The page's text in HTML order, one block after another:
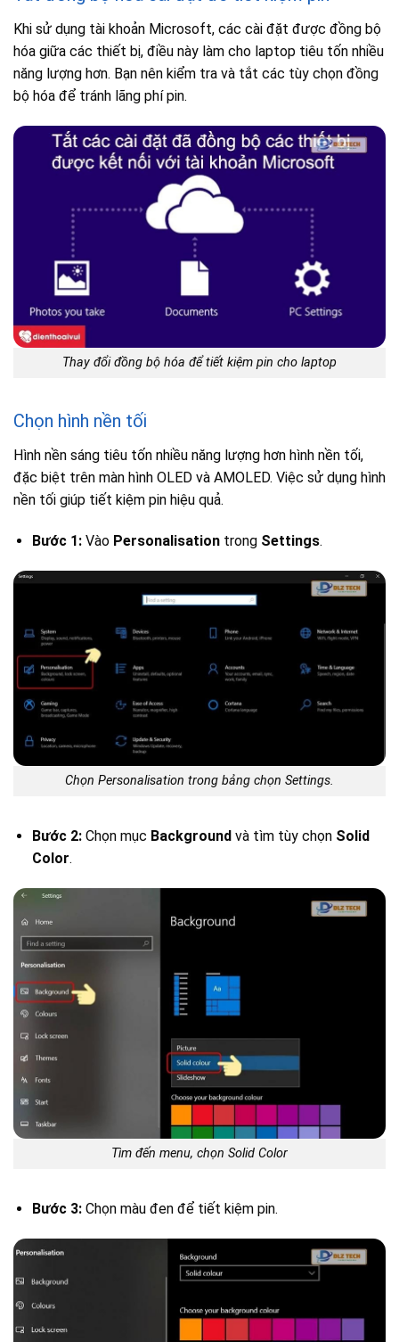
Khi sử dụng tài khoản Microsoft, các cài đặt được đồng bộ
hóa giữa các thiết bị, điều này làm cho laptop tiêu tốn nhiều
năng lượng hơn. Bạn nên kiểm tra và tắt các tùy chọn đồng
bộ hóa để tránh lãng phí pin.
Thay đổi đồng bộ hóa để tiết kiệm pin cho laptop
Chọn hình nền tối
Hình nền sáng tiêu tốn nhiều năng lượng hơn hình nền tối,
đặc biệt trên màn hình OLED và AMOLED. Việc sử dụng hình
nền tối giúp tiết kiệm pin hiệu quả.
Bước 1:Vào Personalisationtrong Settings.
Chọn Personalisation trong bảng chọn Settings.
Bước 2:Chọn mục Backgroundvà tìm tùy chọn Solid
Color.
Tìm đến menu, chọn Solid Color
Bước 3:Chọn màu đen để tiết kiệm pin.